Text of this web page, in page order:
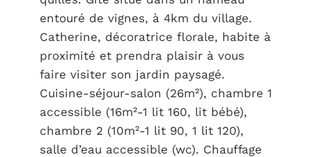
entouré de vignes, à 4km du village.
Catherine, décoratrice florale, habite à
proximité et prendra plaisir à vous
faire visiter son jardin paysagé.
Cuisine-séjour-salon (26m²), chambre 1
accessible (16m²-1 lit 160, lit bébé),
chambre 2 (10m²-1 lit 90, 1 lit 120),
salle d’eau accessible (wc). Chauffage